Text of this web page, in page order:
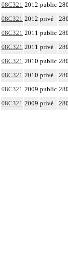
08C321 2012 public
08C321 2012 privé
08C321 2011 public
08C321 2011 privé
08C321 2010 public
08C321 2010 privé
08C321 2009 public
08C321 2009 privé